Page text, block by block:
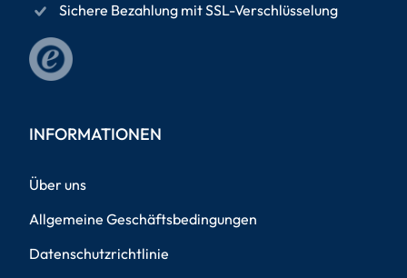
Sichere Bezahlung mit SSL-Verschlüsselung
INFORMATIONEN
Über uns
Allgemeine Geschäftsbedingungen
Datenschutzrichtlinie